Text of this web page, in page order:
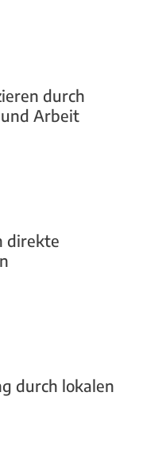
durch
Arbeit
direkte
durch lokalen